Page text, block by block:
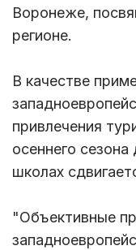
Воронеже,
регионе.
В качестве
привлечения
осеннего сезона
школах
"Объективные